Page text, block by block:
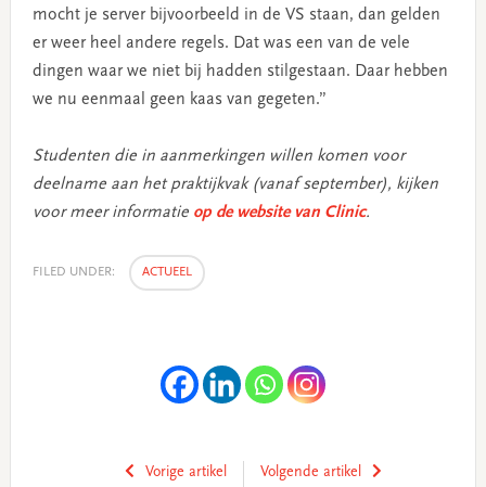
mocht je server bijvoorbeeld in de VS staan, dan gelden
er weer heel andere regels. Dat was een van de vele
dingen waar we niet bij hadden stilgestaan. Daar hebben
we nu eenmaal geen kaas van gegeten.”
Studenten die in aanmerkingen willen komen voor
deelname aan het praktijkvak (vanaf september), kijken
voor meer informatie op de website van Clinic.
FILED UNDER: ACTUEEL
Vorige artikel
Volgende artikel